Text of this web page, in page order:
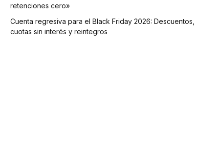
retenciones cero»
Cuenta regresiva para el Black Friday 2026: Descuentos,
cuotas sin interés y reintegros